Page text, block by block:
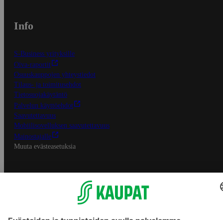
Info
S-Business yrityksille
Oiva-raportit
Osuuskauppojen yhteystiedot
Tilaus- ja toimitusehdot
Tietosuojakäytäntö
Palvelun käyttöehdot
Saavutettavuus
Mobiilisovelluksen saavutettavuus
Mainostajalle
Muuta evästeasetuksia
S-ryhmän palvelut